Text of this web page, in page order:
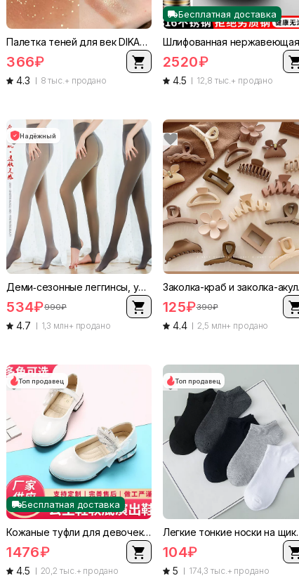
Палетка теней для век DIKALU, матовые 4 цвета в компактном формате с универсальным праймером, повседневные оттенки
4.3 8 тыс.+ продано
366₽
Бесплатная доставка
4.5 12,8 тыс.+ продано
2520₽
Надёжный
Деми‑сезонные леггинсы, увеличенная толщина, шлейки и флисовые варианты, оттенки кожи/кофе/серый
4.7 1,3 млн+ продано
534₽990₽
Заколка-
4.4 2,5 млн+ продано
125₽390₽
Топ продавец
Бесплатная доставка
Кожаные туфли для девочек, принцесс-стиль с кристаллами, мягкая подошва, размеры 26–36
4.5 20,2 тыс.+ продано
1476₽
Топ продавец
Легкие тонкие носки
5 174,3 тыс.+ продано
104₽